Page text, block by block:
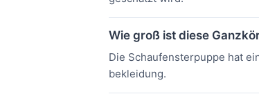
Wie groß ist diese
Die Schaufensterpuppe hat
bekleidung.